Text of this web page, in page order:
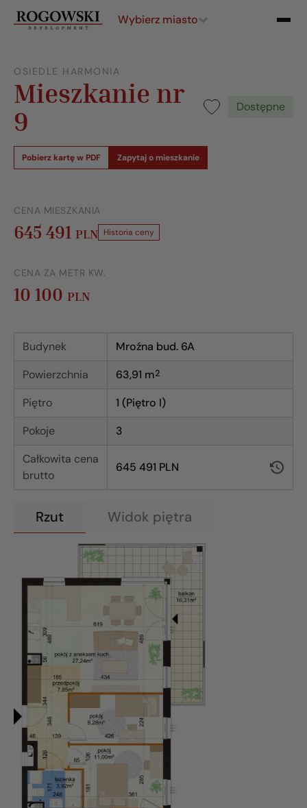
Wybierz miasto
OSIEDLE HARMONIA
Mieszkanie nr
9
Dostępne
Pobierz kartę w PDF Zapytaj o mieszkanie
CENA MIESZKANIA
645 491 PLN Historia ceny
CENA ZA METR KW.
10 100 PLN
Budynek
Mroźna bud. 6A
Powierzchnia
63,91 m2
Piętro
1 (Piętro I)
Pokoje
3
Całkowita cena
brutto
645 491 PLN
Rzut Widok piętra